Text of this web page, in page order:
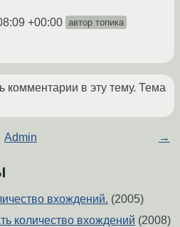
+00:00 автор топика
комментарии в эту тему. Тема
Admin →
вхождений. (2005)
количество вхождений (2008)